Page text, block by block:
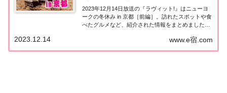
2023年12月14日放送の『ラヴィット!』はニューヨ
ークの冬休み in 京都［前編］。訪れたスポットや食
べたグルメなど、紹介された情報をまとめました。
編］ニューヨーク・おいでやす小田・本田仁美・美
少年 那須が京都の街を大満喫...
www.e宿.com
2023.12.14